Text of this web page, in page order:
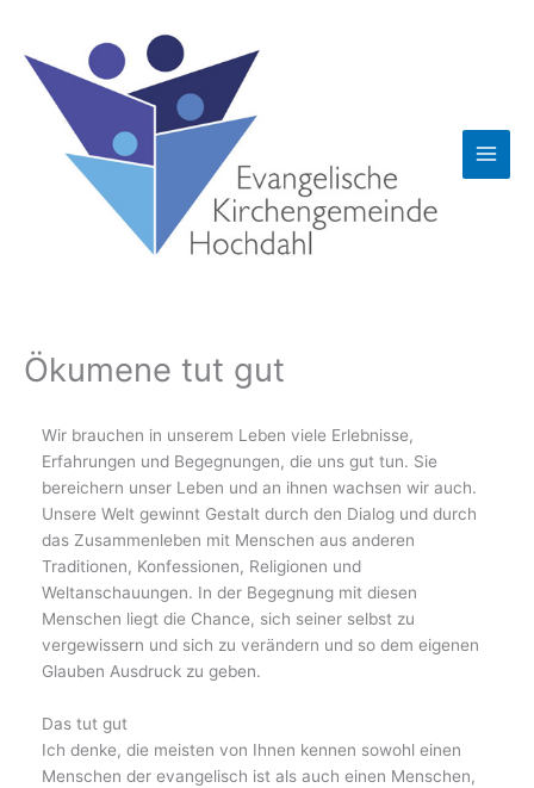
springen
Ökumene tut gut
Wir brauchen in unserem Leben viele Erlebnisse,
Erfahrungen und Begegnungen, die uns gut tun. Sie
bereichern unser Leben und an ihnen wachsen wir auch.
Unsere Welt gewinnt Gestalt durch den Dialog und durch
das Zusammenleben mit Menschen aus anderen
Traditionen, Konfessionen, Religionen und
Weltanschauungen. In der Begegnung mit diesen
Menschen liegt die Chance, sich seiner selbst zu
vergewissern und sich zu verändern und so dem eigenen
Glauben Ausdruck zu geben.
Das tut gut
Ich denke, die meisten von Ihnen kennen sowohl einen
Menschen der evangelisch ist als auch einen Menschen,